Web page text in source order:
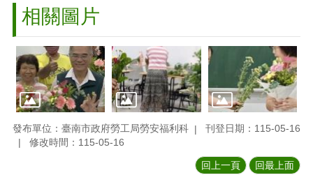
相關圖片
發布單位：臺南市政府勞工局勞安福利科
刊登日期：115-05-16
修改時間：115-05-16
回上一頁 回最上面